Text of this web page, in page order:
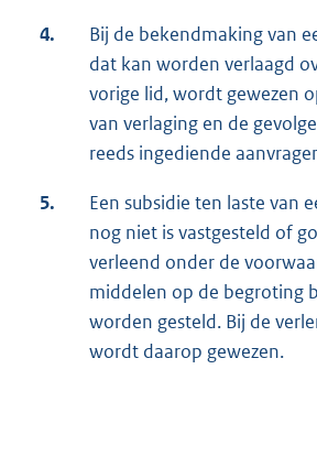
4.
Bij de bekendmaking van
dat kan worden verlaagd
vorige lid, wordt gewezen
van verlaging en de
reeds ingediende
5.
Een subsidie ten laste van
nog niet is vastgesteld of
verleend onder de
middelen op de begroting
worden gesteld. Bij de
wordt daarop gewezen.